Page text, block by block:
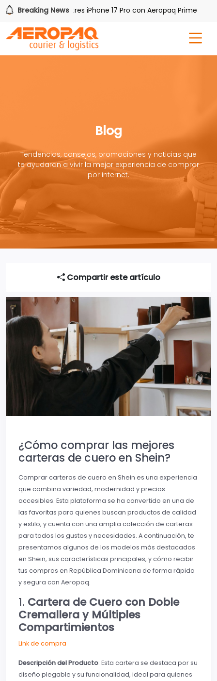
Breaking News
Gana uno de tres iPhone 17 Pro con Aeropaq Prime
Blog
Tendencias, consejos, promociones y noticias que
te ayudaran a vivir la mejor experiencia de comprar
por internet.
Compartir este artículo
¿Cómo comprar las mejores
carteras de cuero en Shein?
Comprar carteras de cuero en Shein es una experiencia
que combina variedad, modernidad y precios
accesibles. Esta plataforma se ha convertido en una de
las favoritas para quienes buscan productos de calidad
y estilo, y cuenta con una amplia colección de carteras
para todos los gustos y necesidades. A continuación, te
presentamos algunos de los modelos más destacados
en Shein, sus características principales, y cómo recibir
tus compras en República Dominicana de forma rápida
y segura con Aeropaq.
1. Cartera de Cuero con Doble
Cremallera y Múltiples
Compartimientos
Link de compra
Descripción del Producto: Esta cartera se destaca por su
diseño plegable y su funcionalidad, ideal para quienes